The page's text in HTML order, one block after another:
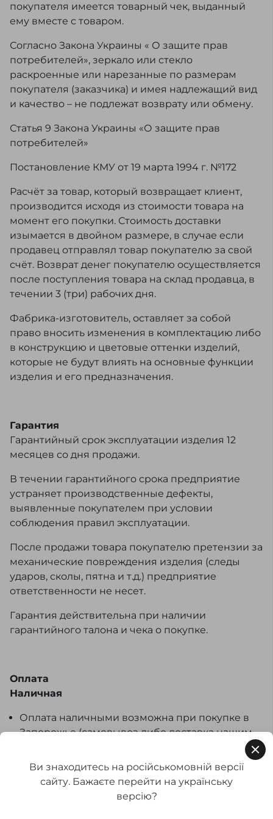
покупателя имеется товарный чек, выданный
ему вместе с товаром.
Согласно Закона Украины « О защите прав
потребителей», зеркало или стекло
раскроенные или нарезанные по размерам
покупателя (заказчика) и имея надлежащий вид
и качество – не подлежат возврату или обмену.
Статья 9 Закона Украины «О защите прав
потребителей»
Постановление КМУ от 19 марта 1994 г. №172
Расчёт за товар, который возвращает клиент,
производится исходя из стоимости товара на
момент его покупки. Стоимость доставки
изымается в двойном размере, в случае если
продавец отправлял товар покупателю за свой
счёт. Возврат денег покупателю осуществляется
после поступления товара на склад продавца, в
течении 3 (три) рабочих дня.
Фабрика-изготовитель, оставляет за собой
право вносить изменения в комплектацию либо
в конструкцию и цветовые оттенки изделий,
которые не будут влиять на основные функции
изделия и его предназначения.
Гарантия
Гарантийный срок эксплуатации изделия 12
месяцев со дня продажи.
В течении гарантийного срока предприятие
устраняет производственные дефекты,
выявленные покупателем при условии
соблюдения правил эксплуатации.
После продажи товара покупателю претензии за
механические повреждения изделия (следы
ударов, сколы, пятна и т.д.) предприятие
ответственности не несет.
Гарантия действительна при наличии
гарантийного талона и чека о покупке.
Оплата
Наличная
Оплата наличными возможна при покупке в
Запорожье (самовывоз либо доставка нашим
Также Вы можете оплатить наличными в
пунктах самовывоза курьерских служб при
получении товара наложенным платежом.
Ви знаходитесь на російськомовній версії
сайту. Бажаєте перейти на українську
версію?